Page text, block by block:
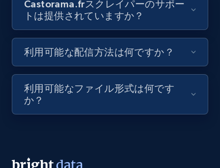
by podcast url
URL, Title, Youtuber, Youtuber md5, Video url,
Video length, Likes, Views, and more.
Amazon Reviews
Castorama.frスクレイパーのサポー
トは提供されていますか？
利用可能な配信方法は何ですか？
利用可能なファイル形式は何です
か？